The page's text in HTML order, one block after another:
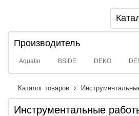
Производитель
Aqualin BSIDE DEKO
Каталог товаров
Инструментальные